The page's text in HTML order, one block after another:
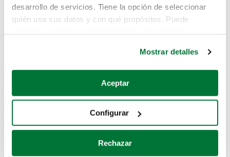
desarrollo de servicios. Tiene la opción de seleccionar
quién usa sus datos y con qué propósitos. Puede
Si lo permite, también quisiéramos:
Recopilar información sobre su ubicación geográfica
Identificar su dispositivo analizándolo activamente
para buscar características específicas (huellas
Mostrar detalles
Aceptar
Configurar
Rechazar
Pero puedes encontrar el coche que estás
buscando en alguno de estos enlaces:
Coches de segunda mano
Coches de km0